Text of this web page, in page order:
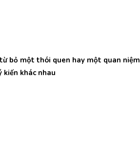
bỏ một thói quen hay một quan niệm
kiến khác nhau